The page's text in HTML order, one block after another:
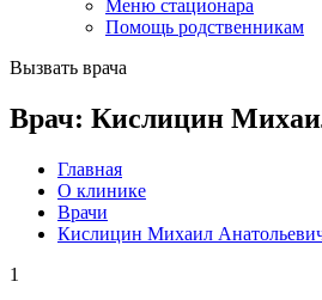
Меню стационара
Помощь родственникам
Вызвать врача
Врач: Кислицин
Главная
О клинике
Врачи
Кислицин Михаил
1